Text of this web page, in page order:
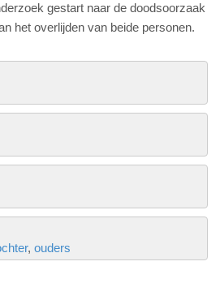
gestart naar de doodsoorzaak
het overlijden van beide personen.
ouders